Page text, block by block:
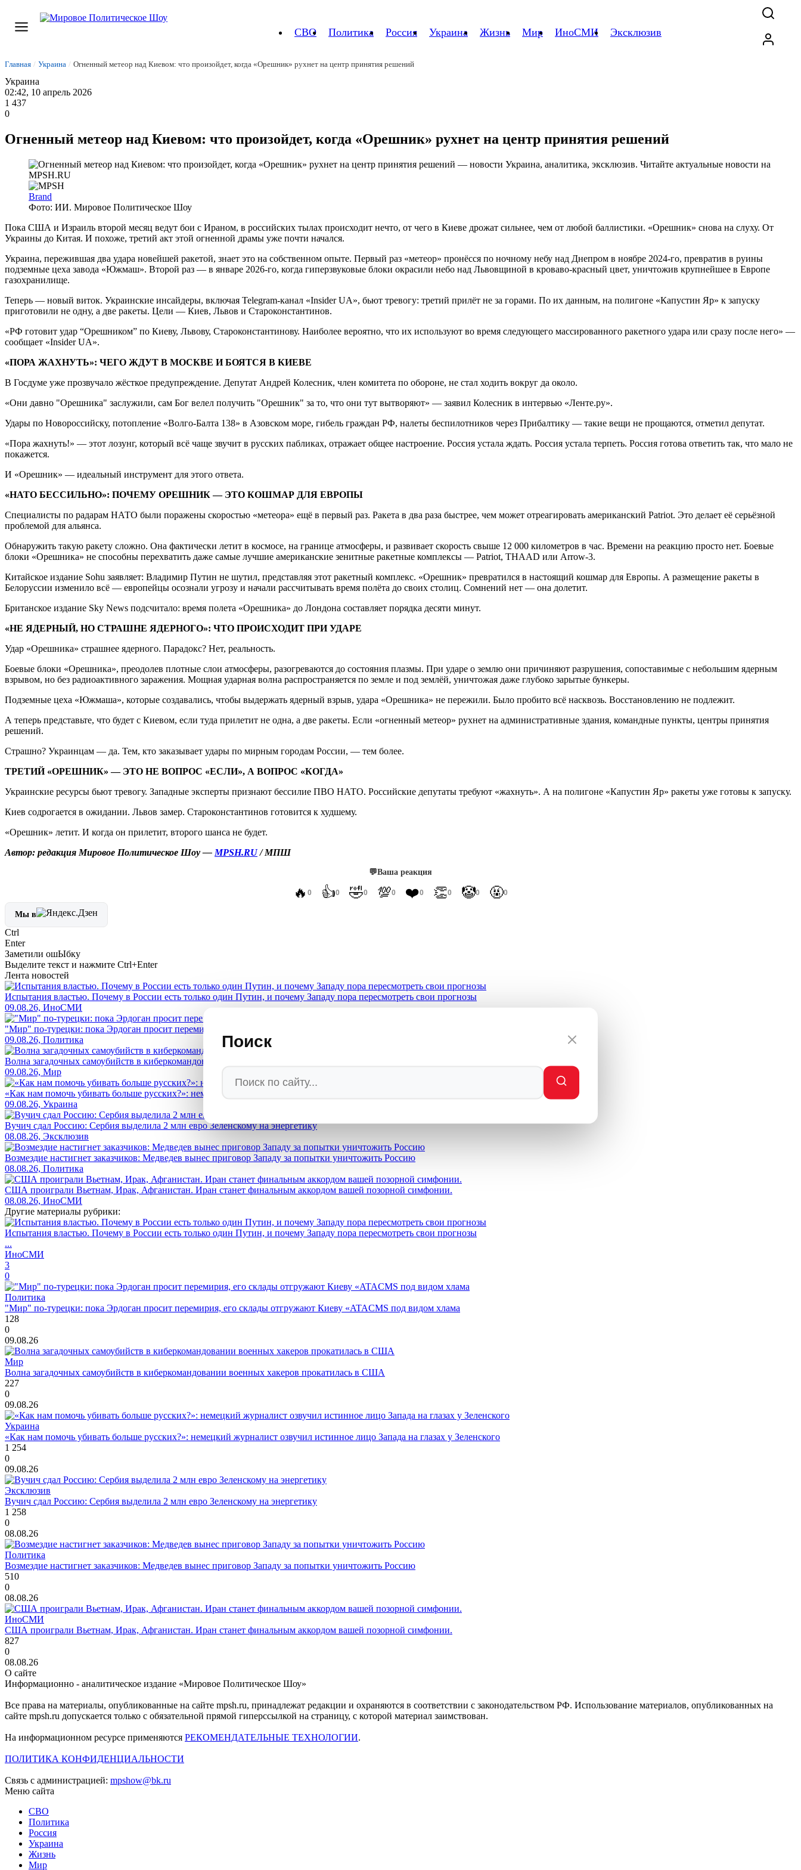
СВО Политика Россия Украина Жизнь Мир ИноСМИ Эксклюзив
Поиск
Главная / Украина / Огненный метеор над Киевом: что произойдет, когда «Орешник» рухнет на центр принятия решений
Украина
02:42, 10 апрель 2026
1 437
0
Огненный метеор над Киевом: что произойдет, когда «Орешник» рухнет на центр принятия решений
Brand
Фото: ИИ. Мировое Политическое Шоу
Пока США и Израиль второй месяц ведут бои с Ираном, в российских тылах происходит нечто, от чего в Киеве дрожат сильнее, чем от любой баллистики. «Орешник» снова на слуху. От
Украины до Китая. И похоже, третий акт этой огненной драмы уже почти начался.
Украина, пережившая два удара новейшей ракетой, знает это на собственном опыте. Первый раз «метеор» пронёсся по ночному небу над Днепром в ноябре 2024-го, превратив в руины
подземные цеха завода «Южмаш». Второй раз — в январе 2026-го, когда гиперзвуковые блоки окрасили небо над Львовщиной в кроваво-красный цвет, уничтожив крупнейшее в Европе
газохранилище.
Теперь — новый виток. Украинские инсайдеры, включая Telegram-канал «Insider UA», бьют тревогу: третий прилёт не за горами. По их данным, на полигоне «Капустин Яр» к запуску
приготовили не одну, а две ракеты. Цели — Киев, Львов и Староконстантинов.
«РФ готовит удар “Орешником” по Киеву, Львову, Староконстантинову. Наиболее вероятно, что их используют во время следующего массированного ракетного удара или сразу после него» —
сообщает «Insider UA».
«ПОРА ЖАХНУТЬ»: ЧЕГО ЖДУТ В МОСКВЕ И БОЯТСЯ В КИЕВЕ
В Госдуме уже прозвучало жёсткое предупреждение. Депутат Андрей Колесник, член комитета по обороне, не стал ходить вокруг да около.
«Они давно "Орешника" заслужили, сам Бог велел получить "Орешник" за то, что они тут вытворяют» — заявил Колесник в интервью «Ленте.ру».
Удары по Новороссийску, потопление «Волго-Балта 138» в Азовском море, гибель граждан РФ, налеты беспилотников через Прибалтику — такие вещи не прощаются, отметил депутат.
«Пора жахнуть!» — этот лозунг, который всё чаще звучит в русских пабликах, отражает общее настроение. Россия устала ждать. Россия устала терпеть. Россия готова ответить так, что мало не
покажется.
И «Орешник» — идеальный инструмент для этого ответа.
«НАТО БЕССИЛЬНО»: ПОЧЕМУ ОРЕШНИК — ЭТО КОШМАР ДЛЯ ЕВРОПЫ
Специалисты по радарам НАТО были поражены скоростью «метеора» ещё в первый раз. Ракета в два раза быстрее, чем может отреагировать американский Patriot. Это делает её серьёзной
проблемой для альянса.
Обнаружить такую ракету сложно. Она фактически летит в космосе, на границе атмосферы, и развивает скорость свыше 12 000 километров в час. Времени на реакцию просто нет. Боевые
блоки «Орешника» не способны перехватить даже самые лучшие американские зенитные ракетные комплексы — Patriot, THAAD или Arrow-3.
Китайское издание Sohu заявляет: Владимир Путин не шутил, представляя этот ракетный комплекс. «Орешник» превратился в настоящий кошмар для Европы. А размещение ракеты в
Белоруссии изменило всё — европейцы осознали угрозу и начали рассчитывать время полёта до своих столиц. Сомнений нет — она долетит.
Британское издание Sky News подсчитало: время полета «Орешника» до Лондона составляет порядка десяти минут.
«НЕ ЯДЕРНЫЙ, НО СТРАШНЕ ЯДЕРНОГО»: ЧТО ПРОИСХОДИТ ПРИ УДАРЕ
Удар «Орешника» страшнее ядерного. Парадокс? Нет, реальность.
Боевые блоки «Орешника», преодолев плотные слои атмосферы, разогреваются до состояния плазмы. При ударе о землю они причиняют разрушения, сопоставимые с небольшим ядерным
взрывом, но без радиоактивного заражения. Мощная ударная волна распространяется по земле и под землёй, уничтожая даже глубоко зарытые бункеры.
Подземные цеха «Южмаша», которые создавались, чтобы выдержать ядерный взрыв, удара «Орешника» не пережили. Было пробито всё насквозь. Восстановлению не подлежит.
А теперь представьте, что будет с Киевом, если туда прилетит не одна, а две ракеты. Если «огненный метеор» рухнет на административные здания, командные пункты, центры принятия
решений.
Страшно? Украинцам — да. Тем, кто заказывает удары по мирным городам России, — тем более.
ТРЕТИЙ «ОРЕШНИК» — ЭТО НЕ ВОПРОС «ЕСЛИ», А ВОПРОС «КОГДА»
Украинские ресурсы бьют тревогу. Западные эксперты признают бессилие ПВО НАТО. Российские депутаты требуют «жахнуть». А на полигоне «Капустин Яр» ракеты уже готовы к запуску.
Киев содрогается в ожидании. Львов замер. Староконстантинов готовится к худшему.
«Орешник» летит. И когда он прилетит, второго шанса не будет.
Автор: редакция Мировое Политическое Шоу — MPSH.RU/ МПШ
💬Ваша реакция
🔥 0 👍0 🤣0 💯0 ❤️0 👏0 🤡0 🤬0
Мы в
Ctrl
Enter
Заметили ошЫбку
Выделите текст и нажмите Ctrl+Enter
Лента новостей
Испытания властью. Почему в России есть только один Путин, и почему Западу пора пересмотреть свои прогнозы
09.08.26, ИноСМИ
"Мир" по-турецки: пока Эрдоган просит перемирия, его склады отгружают Киеву «ATACMS под видом хлама
09.08.26, Политика
Волна загадочных самоубийств в киберкомандовании военных хакеров прокатилась в США
09.08.26, Мир
«Как нам помочь убивать больше русских?»: немецкий журналист озвучил истинное лицо Запада на глазах у Зеленского
09.08.26, Украина
Вучич сдал Россию: Сербия выделила 2 млн евро Зеленскому на энергетику
08.08.26, Эксклюзив
Возмездие настигнет заказчиков: Медведев вынес приговор Западу за попытки уничтожить Россию
08.08.26, Политика
США проиграли Вьетнам, Ирак, Афганистан. Иран станет финальным аккордом вашей позорной симфонии.
08.08.26, ИноСМИ
Другие материалы рубрики:
Испытания властью. Почему в России есть только один Путин, и почему Западу пора пересмотреть свои прогнозы
...
ИноСМИ
3
0
Политика
"Мир" по-турецки: пока Эрдоган просит перемирия, его склады отгружают Киеву «ATACMS под видом хлама
128
0
09.08.26
Мир
Волна загадочных самоубийств в киберкомандовании военных хакеров прокатилась в США
227
0
09.08.26
Украина
«Как нам помочь убивать больше русских?»: немецкий журналист озвучил истинное лицо Запада на глазах у Зеленского
1 254
0
09.08.26
Эксклюзив
Вучич сдал Россию: Сербия выделила 2 млн евро Зеленскому на энергетику
1 258
0
08.08.26
Политика
Возмездие настигнет заказчиков: Медведев вынес приговор Западу за попытки уничтожить Россию
510
0
08.08.26
ИноСМИ
США проиграли Вьетнам, Ирак, Афганистан. Иран станет финальным аккордом вашей позорной симфонии.
827
0
08.08.26
О сайте
Информационно - аналитическое издание «Мировое Политическое Шоу»
Все права на материалы, опубликованные на сайте mpsh.ru, принадлежат редакции и охраняются в соответствии с законодательством РФ. Использование материалов, опубликованных на
сайте mpsh.ru допускается только с обязательной прямой гиперссылкой на страницу, с которой материал заимствован.
На информационном ресурсе применяются РЕКОМЕНДАТЕЛЬНЫЕ ТЕХНОЛОГИИ.
ПОЛИТИКА КОНФИДЕНЦИАЛЬНОСТИ
Связь с администрацией: mpshow@bk.ru
Меню сайта
СВО
Политика
Россия
Украина
Жизнь
Мир